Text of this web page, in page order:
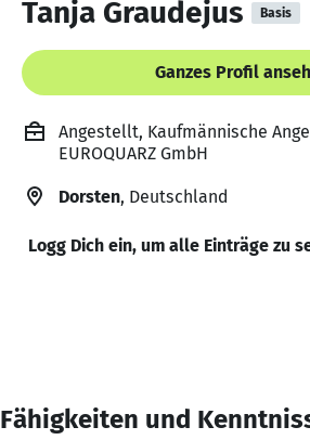
Tanja Graudejus Basis
Ganzes Profil
Angestellt, Kaufmännische
EUROQUARZ GmbH
Dorsten, Deutschland
Logg Dich ein, um alle Einträge zu
Fähigkeiten und